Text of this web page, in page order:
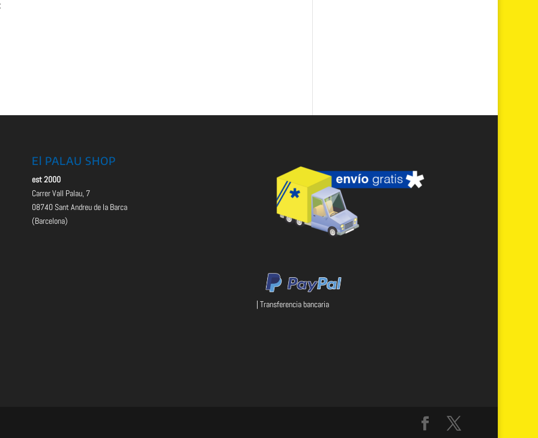
El PALAU SHOP
est 2000
Carrer Vall Palau, 7
08740 Sant Andreu de la Barca
(Barcelona)
| Transferencia bancaria